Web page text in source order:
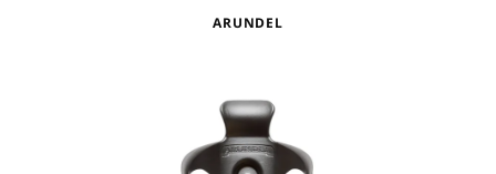
ARUNDEL